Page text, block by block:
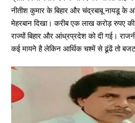
नीतीश कुमार के बिहार और चंद्रबाबू नायडू के
मेहरबान दिखा। करीब एक लाख करोड़ रुपए
राज्यों बिहार और आंध्रप्रदेश को दी गई।
कई मायने है लेकिन आर्थिक चश्में से ढूंढें तो